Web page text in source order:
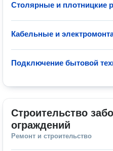
Столярные и плотницкие
Кабельные и
Подключение бытовой
Строительство
ограждений
Ремонт и строительство